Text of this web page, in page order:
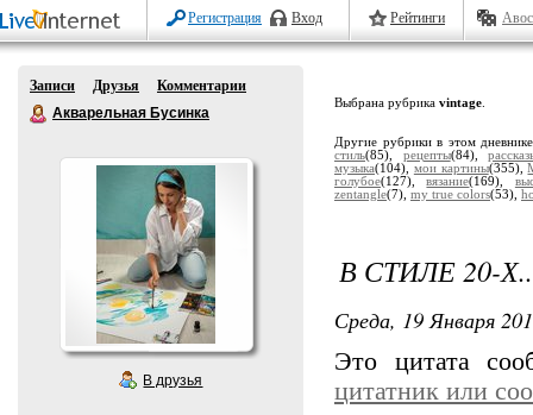
Регистрация Вход Рейтинги
Записи Друзья
Комментарии
Акварельная Бусинка
В друзья
Выбрана рубрика vintage
Другие рубрики в этом
стиль(85), рецепты(84),
музыка(104), мои картины(355),
голубое(127),вязание(169),
zentangle(7), my true colors(53),
В СТИЛЕ 20-
Среда, 19 Января
Это цитата
цитатник или